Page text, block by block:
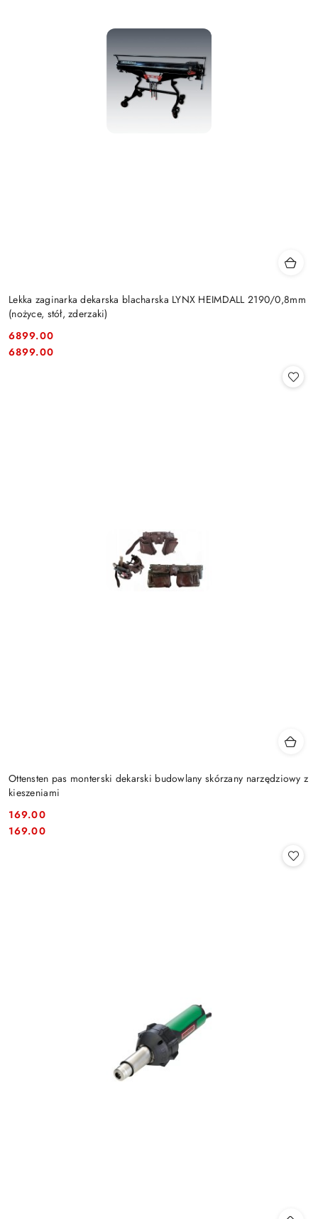
Lekka zaginarka dekarska blacharska LYNX HEIMDALL 2190/0,8mm
(nożyce, stół, zderzaki)
Cena:
6899.00
Cena:
6899.00
Ottensten pas monterski dekarski budowlany skórzany narzędziowy z
kieszeniami
Cena:
169.00
Cena:
169.00